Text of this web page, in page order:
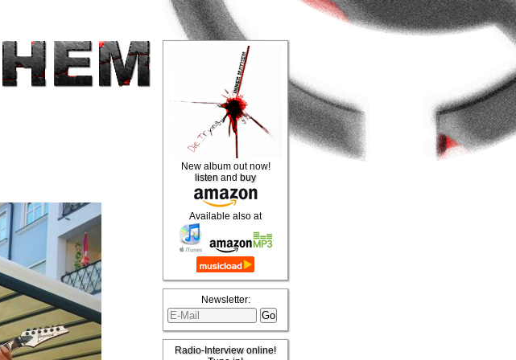
New album out now!
listen and buy
Available also at
Newsletter:
Radio-Interview online!